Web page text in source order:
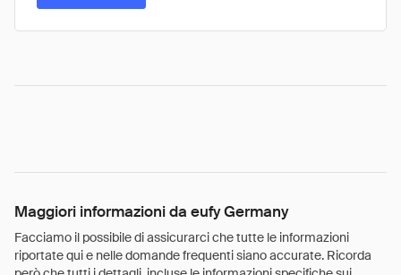
Maggiori informazioni da eufy Germany
Facciamo il possibile di assicurarci che tutte le informazioni
riportate qui e nelle domande frequenti siano accurate. Ricorda